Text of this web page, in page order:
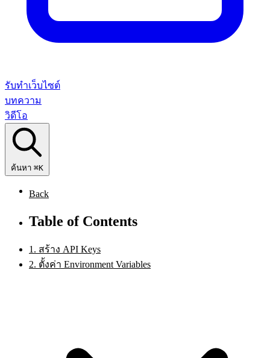
รับทำเว็บไซต์
บทความ
วิดีโอ
ค้นหา ⌘K
Back
Table of Contents
1. สร้าง API Keys
2. ตั้งค่า Environment Variables